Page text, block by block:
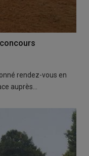
rendez-vous en
auprès…